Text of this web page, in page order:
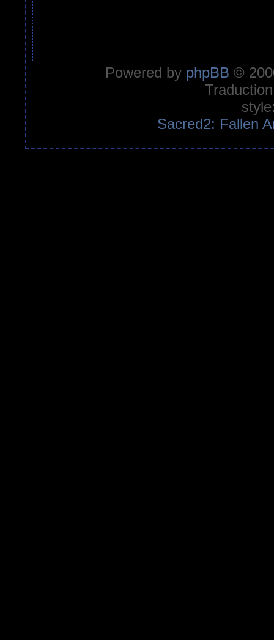
Powered by phpBB ©
Sacred2: Fallen